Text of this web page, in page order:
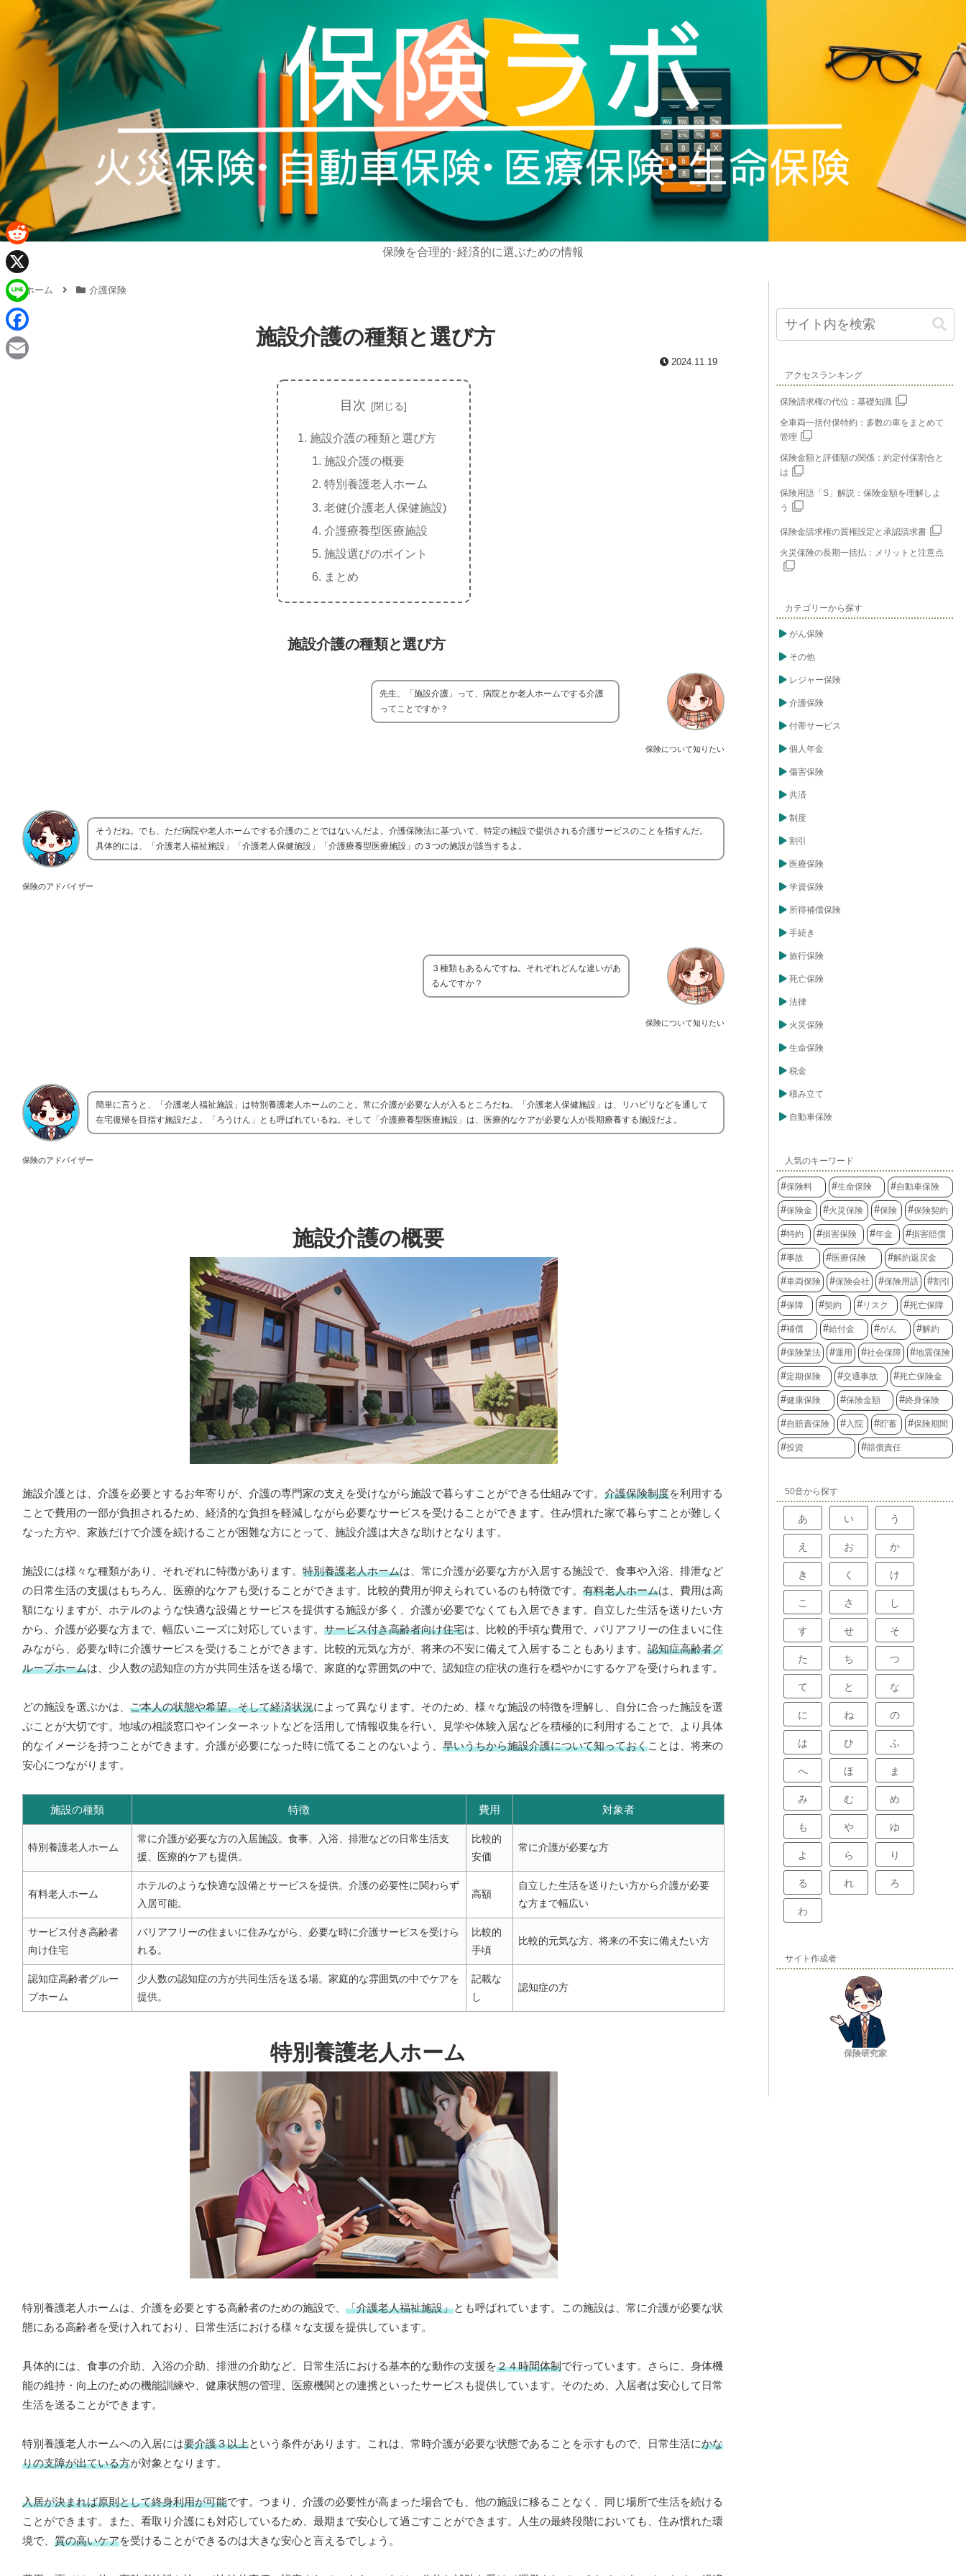
保険を合理的･経済的に選ぶための情報
ホーム 介護保険
施設介護の種類と選び方
2024.11.19
目次
施設介護の種類と選び方
施設介護の概要
特別養護老人ホーム
老健(介護老人保健施設)
介護療養型医療施設
施設選びのポイント
まとめ
施設介護の種類と選び方
保険について知りたい
先生、「施設介護」って、病院とか老人ホームでする介護
ってことですか？
保険のアドバイザー
そうだね。でも、ただ病院や老人ホームでする介護のことではないんだよ。介護保険法に基づいて、特定の施設で提供される介護サービスのことを指すんだ。
具体的には、「介護老人福祉施設」「介護老人保健施設」「介護療養型医療施設」の３つの施設が該当するよ。
保険について知りたい
３種類もあるんですね。それぞれどんな違いがあ
るんですか？
保険のアドバイザー
簡単に言うと、「介護老人福祉施設」は特別養護老人ホームのこと。常に介護が必要な人が入るところだね。「介護老人保健施設」は、リハビリなどを通して
在宅復帰を目指す施設だよ。「ろうけん」とも呼ばれているね。そして「介護療養型医療施設」は、医療的なケアが必要な人が長期療養する施設だよ。
施設介護の概要
施設介護とは、介護を必要とするお年寄りが、介護の専門家の支えを受けながら施設で暮らすことができる仕組みです。 介護保険制度を利用する
ことで費用の一部が負担されるため、経済的な負担を軽減しながら必要なサービスを受けることができます。住み慣れた家で暮らすことが難しく
なった方や、家族だけで介護を続けることが困難な方にとって、施設介護は大きな助けとなります。
施設には様々な種類があり、それぞれに特徴があります。 特別養護老人ホームは、常に介護が必要な方が入居する施設で、食事や入浴、排泄など
の日常生活の支援はもちろん、医療的なケアも受けることができます。比較的費用が抑えられているのも特徴です。 有料老人ホームは、費用は高
額になりますが、ホテルのような快適な設備とサービスを提供する施設が多く、介護が必要でなくても入居できます。自立した生活を送りたい方
から、介護が必要な方まで、幅広いニーズに対応しています。 サービス付き高齢者向け住宅は、比較的手頃な費用で、バリアフリーの住まいに住
みながら、必要な時に介護サービスを受けることができます。比較的元気な方が、将来の不安に備えて入居することもあります。 認知症高齢者グ
ループホームは、少人数の認知症の方が共同生活を送る場で、家庭的な雰囲気の中で、認知症の症状の進行を穏やかにするケアを受けられます。
どの施設を選ぶかは、 ご本人の状態や希望、そして経済状況によって異なります。そのため、様々な施設の特徴を理解し、自分に合った施設を選
ぶことが大切です。地域の相談窓口やインターネットなどを活用して情報収集を行い、見学や体験入居などを積極的に利用することで、より具体
的なイメージを持つことができます。介護が必要になった時に慌てることのないよう、 早いうちから施設介護について知っておくことは、将来の
安心につながります。
施設の種類 特徴 費用 対象者
特別養護老人ホーム
常に介護が必要な方の入居施設。食事、入浴、排泄などの日常生活支
援、医療的ケアも提供。
比較的
安価
常に介護が必要な方
有料老人ホーム
ホテルのような快適な設備とサービスを提供。介護の必要性に関わらず
入居可能。
高額
自立した生活を送りたい方から介護が必要
な方まで幅広い
サービス付き高齢者
向け住宅
バリアフリーの住まいに住みながら、必要な時に介護サービスを受けら
れる。
比較的
手頃
比較的元気な方、将来の不安に備えたい方
認知症高齢者グルー
プホーム
少人数の認知症の方が共同生活を送る場。家庭的な雰囲気の中でケアを
提供。
記載な
し
認知症の方
特別養護老人ホーム
特別養護老人ホームは、介護を必要とする高齢者のための施設で、 「介護老人福祉施設」とも呼ばれています。この施設は、常に介護が必要な状
態にある高齢者を受け入れており、日常生活における様々な支援を提供しています。
具体的には、食事の介助、入浴の介助、排泄の介助など、日常生活における基本的な動作の支援を２４時間体制で行っています。さらに、身体機
能の維持・向上のための機能訓練や、健康状態の管理、医療機関との連携といったサービスも提供しています。そのため、入居者は安心して日常
生活を送ることができます。
特別養護老人ホームへの入居には要介護３以上という条件があります。これは、常時介護が必要な状態であることを示すもので、日常生活にかな
りの支障が出ている方が対象となります。
入居が決まれば原則として終身利用が可能です。つまり、介護の必要性が高まった場合でも、他の施設に移ることなく、同じ場所で生活を続ける
ことができます。また、看取り介護にも対応しているため、最期まで安心して過ごすことができます。人生の最終段階においても、住み慣れた環
境で、 質の高いケアを受けることができるのは大きな安心と言えるでしょう。
アクセスランキング
保険請求権の代位：基礎知識
全車両一括付保特約：多数の車をまとめて
管理
保険金額と評価額の関係：約定付保割合と
は
保険用語「S」解説：保険金額を理解しよ
う
保険金請求権の質権設定と承認請求書
火災保険の長期一括払：メリットと注意点
カテゴリーから探す
がん保険
その他
レジャー保険
介護保険
付帯サービス
個人年金
傷害保険
共済
制度
割引
医療保険
学資保険
所得補償保険
手続き
旅行保険
死亡保険
法律
火災保険
生命保険
税金
積み立て
自動車保険
人気のキーワード
保険料 生命保険 自動車保険
保険金 火災保険 保険 保険契約
特約 損害保険 年金 損害賠償
事故 医療保険 解約返戻金
車両保険 保険会社 保険用語 割引
保障 契約 リスク 死亡保障
補償 給付金 がん 解約
保険業法 運用 社会保障 地震保険
定期保険 交通事故 死亡保険金
健康保険 保険金額 終身保険
自賠責保険 入院 貯蓄 保険期間
投資 賠償責任
50音から探す
あ い う
え お か
き く け
こ さ し
す せ そ
た ち つ
て と な
に ね の
は ひ ふ
へ ほ ま
み む め
も や ゆ
よ ら り
る れ ろ
わ
サイト作成者
保険研究家
R
e
d
d
i
X
L
n
F